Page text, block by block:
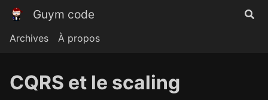
Guym code
Archives À propos
CQRS et le scaling